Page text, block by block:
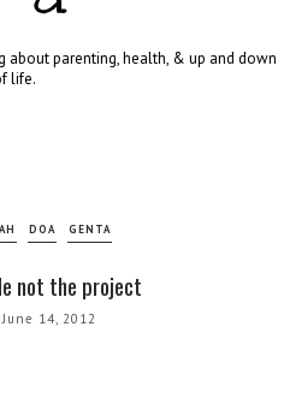
about parenting, health, & up and down
life.
DOA GENTA
not the project
14, 2012